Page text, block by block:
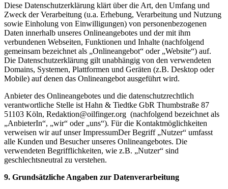
Diese Datenschutzerklärung klärt über die Art, den Umfang und
Zweck der Verarbeitung (u.a. Erhebung, Verarbeitung und Nutzung
sowie Einholung von Einwilligungen) von personenbezogenen
Daten innerhalb unseres Onlineangebotes und der mit ihm
verbundenen Webseiten, Funktionen und Inhalte (nachfolgend
gemeinsam bezeichnet als „Onlineangebot“ oder „Website“) auf.
Die Datenschutzerklärung gilt unabhängig von den verwendeten
Domains, Systemen, Plattformen und Geräten (z.B. Desktop oder
Mobile) auf denen das Onlineangebot ausgeführt wird.
Anbieter des Onlineangebotes und die datenschutzrechtlich
verantwortliche Stelle ist Hahn & Tiedtke GbR Thumbstraße 87
51103 Köln, Redaktion@oilfinger.org (nachfolgend bezeichnet als
„AnbieterIn“, „wir“ oder „uns“). Für die Kontaktmöglichkeiten
verweisen wir auf unser ImpressumDer Begriff „Nutzer“ umfasst
alle Kunden und Besucher unseres Onlineangebotes. Die
verwendeten Begrifflichkeiten, wie z.B. „Nutzer“ sind
geschlechtsneutral zu verstehen.
9. Grundsätzliche Angaben zur Datenverarbeitung